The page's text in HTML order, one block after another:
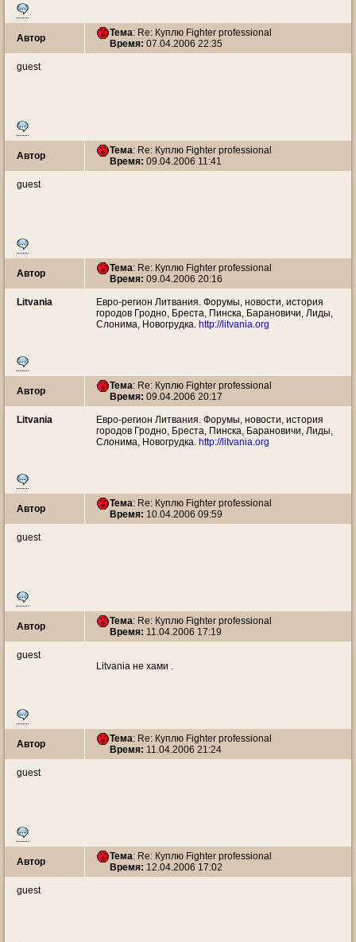
Автор Тема: Re: Куплю Fighter professional
Время: 07.04.2006 22:35
guest
Автор Тема: Re: Куплю Fighter professional
Время: 09.04.2006 11:41
guest
Автор Тема: Re: Куплю Fighter professional
Время: 09.04.2006 20:16
Litvania
Евро-регион Литвания. Форумы, новости, история
городов Гродно, Бреста, Пинска, Барановичи, Лиды,
Слонима, Новогрудка. http://litvania.org
Автор Тема: Re: Куплю Fighter professional
Время: 09.04.2006 20:17
Litvania
Евро-регион Литвания. Форумы, новости, история
городов Гродно, Бреста, Пинска, Барановичи, Лиды,
Слонима, Новогрудка. http://litvania.org
Автор Тема: Re: Куплю Fighter professional
Время: 10.04.2006 09:59
guest
Автор Тема: Re: Куплю Fighter professional
Время: 11.04.2006 17:19
guest
Litvania не хами .
Автор Тема: Re: Куплю Fighter professional
Время: 11.04.2006 21:24
guest
Автор Тема: Re: Куплю Fighter professional
Время: 12.04.2006 17:02
guest